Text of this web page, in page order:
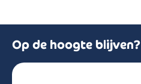
Op de hoogte blijven?